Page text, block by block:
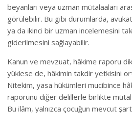
beyanları veya uzman mütalaaları
görülebilir. Bu gibi durumlarda,
ya da ikinci bir uzman incelemesini
giderilmesini sağlayabilir.
Kanun ve mevzuat, hâkime raporu
yüklese de, hâkimin takdir yetkisini
Nitekim, yasa hükümleri mucibince
raporunu diğer delillerle birlikte
Bu ilâm, yalnızca çocuğun mevcut